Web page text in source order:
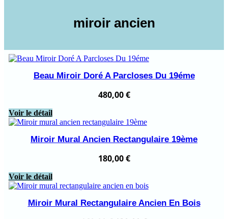
miroir ancien
Beau Miroir Doré A Parcloses Du 19éme
480,00€
Voir le détail
Miroir Mural Ancien Rectangulaire 19ème
180,00€
Voir le détail
Miroir Mural Rectangulaire Ancien En Bois